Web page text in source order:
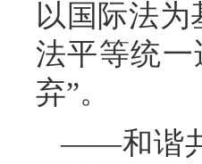
以国际法
法平等统
弃”。
——和谐